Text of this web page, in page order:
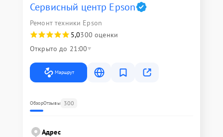
Сервисный центр Epson
Ремонт техники Epson
5,0300 оценки
Открыто до 21:00
Маршрут
ОбзорОтзывы 300
Адрес